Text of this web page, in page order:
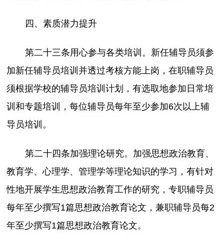
四、素质潜力提升
第二十三条用心参与各类培训。新任辅导员须参
加新任辅导员培训并透过考核方能上岗，在职辅导员
须根据学校的辅导员培训计划，有选取地参加日常培
训和专题培训，每位辅导员每年至少参加6次以上辅
导员培训。
第二十四条加强理论研究。加强思想政治教育、
教育学、心理学、管理学等理论知识的学习，有针对
性地开展学生思想政治教育工作的研究，专职辅导员
每年至少撰写1篇思想政治教育论文，兼职辅导员每2
年至少撰写1篇思想政治教育论文。